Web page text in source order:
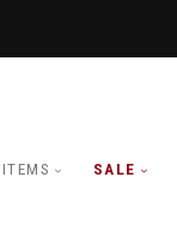
ITEMS SALE